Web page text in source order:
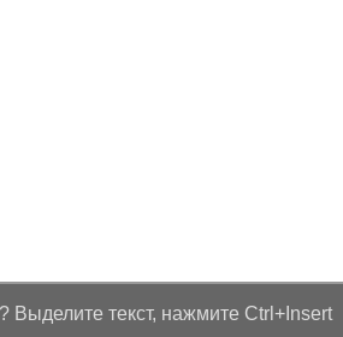
текст, нажмите Ctrl+Insert